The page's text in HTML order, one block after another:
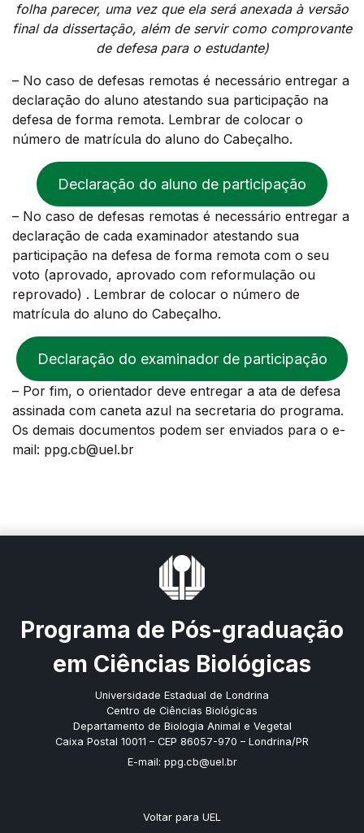
folha parecer, uma vez que ela será anexada à versão
final da dissertação, além de servir como comprovante
de defesa para o estudante)
– No caso de defesas remotas é necessário entregar a
declaração do aluno atestando sua participação na
defesa de forma remota. Lembrar de colocar o
número de matrícula do aluno do Cabeçalho.
Declaração do aluno de participação
– No caso de defesas remotas é necessário entregar a
declaração de cada examinador atestando sua
participação na defesa de forma remota com o seu
voto (aprovado, aprovado com reformulação ou
reprovado) . Lembrar de colocar o número de
matrícula do aluno do Cabeçalho.
Declaração do examinador de participação
– Por fim, o orientador deve entregar a ata de defesa
assinada com caneta azul na secretaria do programa.
Os demais documentos podem ser enviados para o e-
mail: ppg.cb@uel.br
Programa de Pós-graduação
em Ciências Biológicas
Universidade Estadual de Londrina
Centro de Ciências Biológicas
Departamento de Biologia Animal e Vegetal
Caixa Postal 10011 – CEP 86057-970 – Londrina/PR
E-mail: ppg.cb@uel.br
Voltar para UEL